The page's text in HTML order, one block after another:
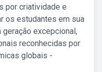
por criatividade e
os estudantes em sua
geração excepcional,
reconhecidas por
globais -